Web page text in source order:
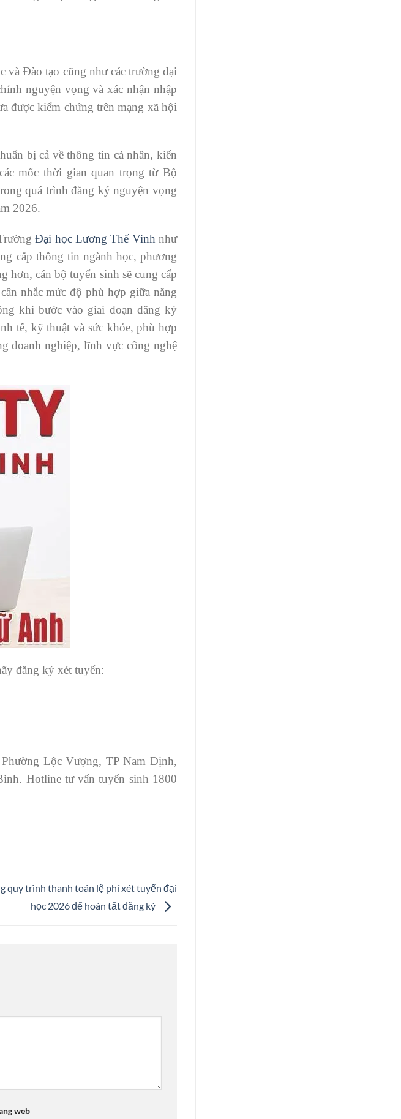
và Đào tạo cũng như các trường đại
nguyện vọng và xác nhận nhập
được kiểm chứng trên mạng xã hội
bị cả về thông tin cá nhân, kiến
mốc thời gian quan trọng từ Bộ
quá trình đăng ký nguyện vọng
2026.
Đại học Lương Thế Vinh như
cấp thông tin ngành học, phương
cán bộ tuyển sinh sẽ cung cấp
nhắc mức độ phù hợp giữa năng
khi bước vào giai đoạn đăng ký
tế, kỹ thuật và sức khỏe, phù hợp
doanh nghiệp, lĩnh vực công nghệ
đăng ký xét tuyển:
Lộc Vượng, TP Nam Định,
Hotline tư vấn tuyển sinh 1800
quy trình thanh toán lệ phí xét tuyển đại
học 2026 để hoàn tất đăng ký
web